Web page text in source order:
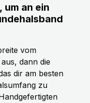
um an ein
vom
dann die
dir am besten
zu